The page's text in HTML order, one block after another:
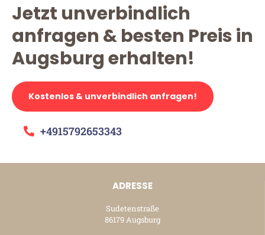
Jetzt unverbindlich
anfragen & besten Preis in
Augsburg erhalten!
Kostenlos & unverbindlich anfragen!
+4915792653343
ADRESSE
Sudetenstraße
86179 Augsburg